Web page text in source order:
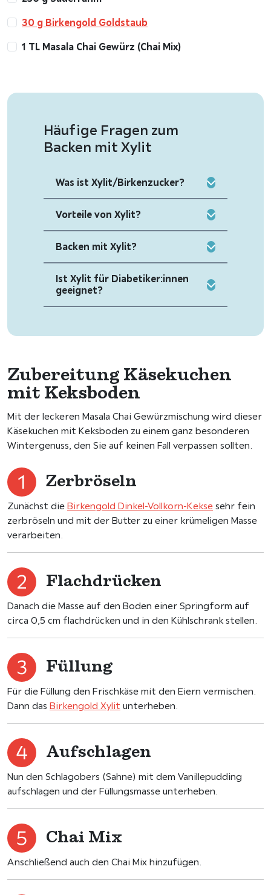
30 g Birkengold Goldstaub
1 TL Masala Chai Gewürz (Chai Mix)
Häufige Fragen zum
Backen mit Xylit
Was ist Xylit/Birkenzucker?
Vorteile von Xylit?
Backen mit Xylit?
Ist Xylit für Diabetiker:innen
geeignet?
Zubereitung Käsekuchen
mit Keksboden
Mit der leckeren Masala Chai Gewürzmischung wird dieser
Käsekuchen mit Keksboden zu einem ganz besonderen
Wintergenuss, den Sie auf keinen Fall verpassen sollten.
Zerbröseln
Zunächst die Birkengold Dinkel-Vollkorn-Kekse sehr fein
zerbröseln und mit der Butter zu einer krümeligen Masse
verarbeiten.
Flachdrücken
Danach die Masse auf den Boden einer Springform auf
circa 0,5 cm flachdrücken und in den Kühlschrank stellen.
Füllung
Für die Füllung den Frischkäse mit den Eiern vermischen.
Dann das Birkengold Xylit unterheben.
Aufschlagen
Nun den Schlagobers (Sahne) mit dem Vanillepudding
aufschlagen und der Füllungsmasse unterheben.
Chai Mix
Anschließend auch den Chai Mix hinzufügen.